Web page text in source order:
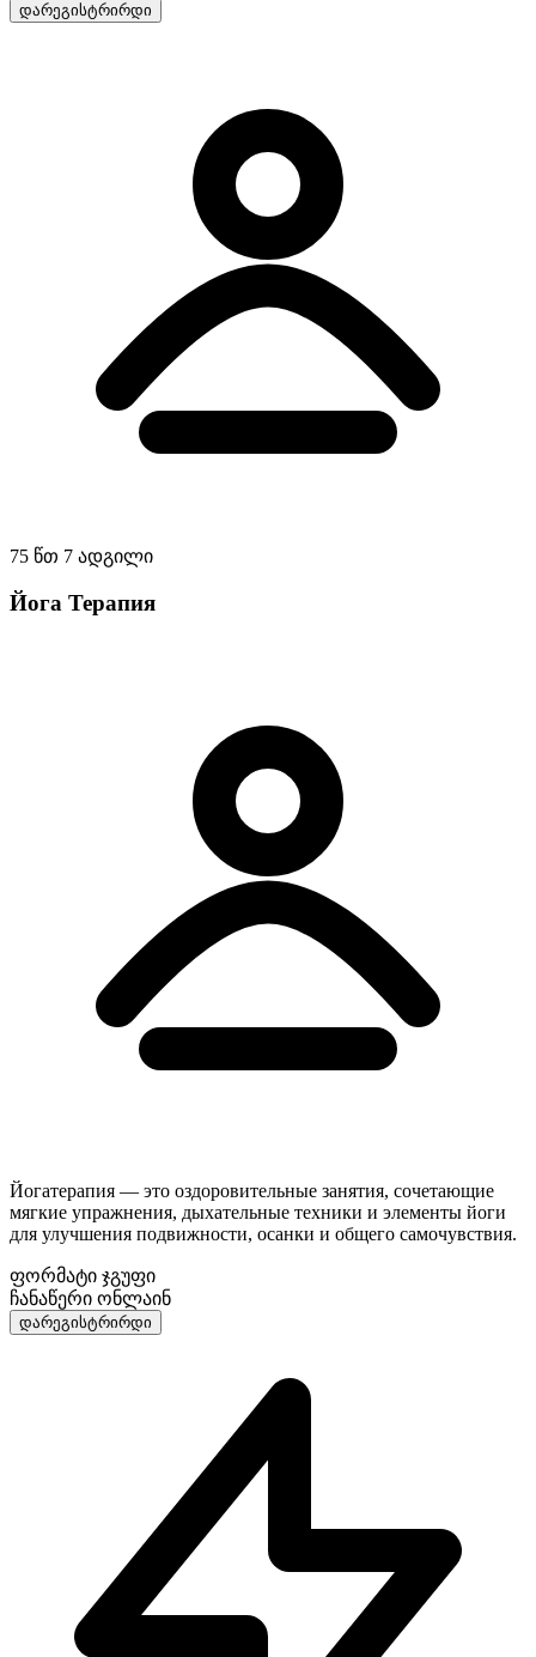
დარეგისტრირდი
75 წთ 7 ადგილი
Йога Терапия
Йогатерапия — это оздоровительные занятия, сочетающие
мягкие упражнения, дыхательные техники и элементы йоги
для улучшения подвижности, осанки и общего самочувствия.
ფორმატი ჯგუფი
ჩანაწერი ონლაინ
დარეგისტრირდი